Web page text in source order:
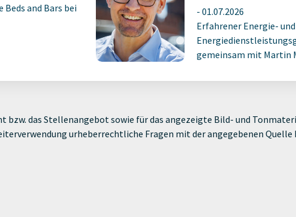
and Bars bei
- 01.07.2026
Erfahrener Energie-
gemeinsam mit Martin
das Stellenangebot sowie für das angezeigte Bild- und
urheberrechtliche Fragen mit der angegebenen Quelle